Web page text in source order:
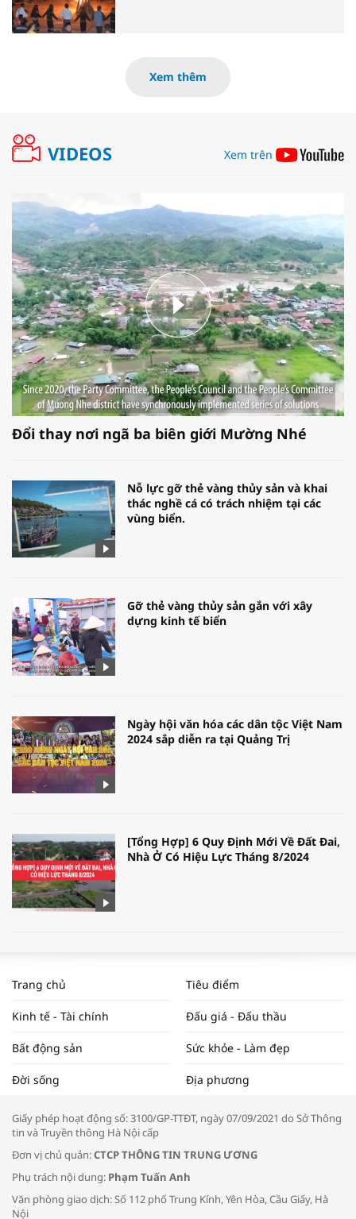
Xem thêm
VIDEOS Xem trên
Đổi thay nơi ngã ba biên giới Mường Nhé
Nỗ lực gỡ thẻ vàng thủy sản và khai
thác nghề cá có trách nhiệm tại các
vùng biển.
Gỡ thẻ vàng thủy sản gắn với xây
dựng kinh tế biển
Ngày hội văn hóa các dân tộc Việt Nam
2024 sắp diễn ra tại Quảng Trị
[Tổng Hợp] 6 Quy Định Mới Về Đất Đai,
Nhà Ở Có Hiệu Lực Tháng 8/2024
NAM NĂM 2024 VÀ NĂM 2025 | NHỊP
ĐẬP THỊ TRƯỜNG #62
Tọa đàm “Xúc tiến thương mại: Khơi
Bác sĩ tư vấn cách phòng tránh bệnh
đường hô hấp trong thời tiết giao mùa
Trang chủ Tiêu điểm
Kinh tế - Tài chính Đấu giá - Đấu thầu
Bất động sản Sức khỏe - Làm đẹp
Đời sống Địa phương
Giấy phép hoạt động số: 3100/GP-TTĐT, ngày 07/09/2021 do Sở Thông
tin và Truyền thông Hà Nội cấp
Đơn vị chủ quản:CTCP THÔNG TIN TRUNG ƯƠNG
Phụ trách nội dung: Phạm Tuấn Anh
Văn phòng giao dịch: Số 112 phố Trung Kính, Yên Hòa, Cầu Giấy, Hà
Nội